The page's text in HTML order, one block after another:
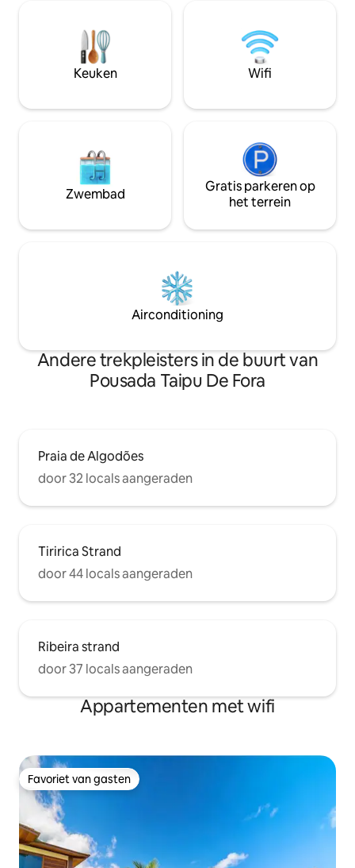
de tuin Zwembad (gedeeld met de drie
huizen). De barbecue staat aan het
meer en wordt gedeeld met een ander
huis. Kajaks, surfplank... gratis
Keuken Wifi
Zwembad
Gratis parkeren op
het terrein
Airconditioning
Andere trekpleisters in de buurt van
Pousada Taipu De Fora
Praia de Algodões
door 32 locals aangeraden
Tiririca Strand
door 44 locals aangeraden
Ribeira strand
door 37 locals aangeraden
Appartementen met wifi
Favoriet van gasten
Favoriet van gasten